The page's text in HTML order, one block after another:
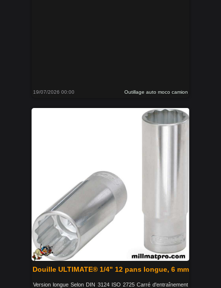
19/07/2026 00:00 Outillage auto moco camion
Douille ULTIMATE® 1/4" 12 pans longue, 6 mm
Version longue Selon DIN 3124 ISO 2725 Carré d'entraînement